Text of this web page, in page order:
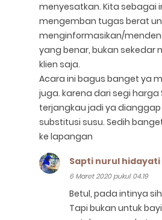
menyesatkan. Kita sebagai
mengemban tugas berat
menginformasikan/
yang benar, bukan sekedar
klien saja.
Acara ini bagus banget ya
juga. karena dari segi harga
terjangkau jadi ya
substitusi susu. Sedih
ke lapangan
Sapti nurul hidayati
6 Maret 2020 pukul 04.19
Betul, pada intinya
Tapi bukan untuk